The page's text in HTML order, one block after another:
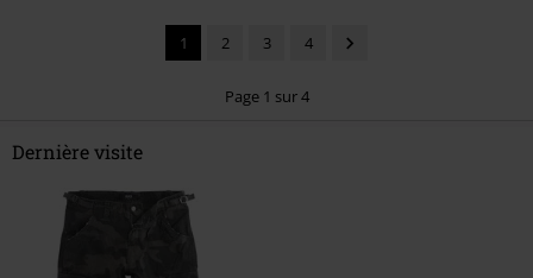
Envoyer le commentaire
1 2 3 4
Page 1 sur 4
Dernière visite